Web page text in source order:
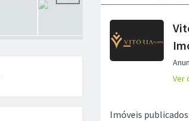
Ver
Imóveis publicados: